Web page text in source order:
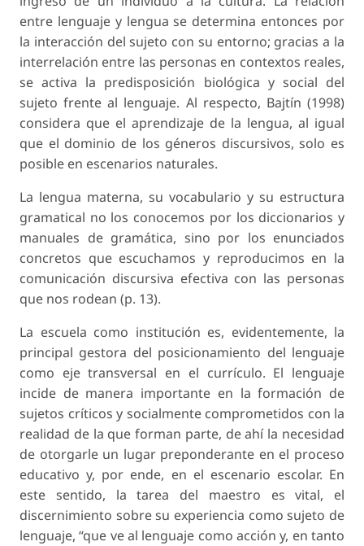
entre lenguaje y lengua se determina entonces por
la interacción del sujeto con su entorno; gracias a la
interrelación entre las personas en contextos reales,
se activa la predisposición biológica y social del
sujeto frente al lenguaje. Al respecto, Bajtín (1998)
considera que el aprendizaje de la lengua, al igual
que el dominio de los géneros discursivos, solo es
posible en escenarios naturales.
La lengua materna, su vocabulario y su estructura
gramatical no los conocemos por los diccionarios y
manuales de gramática, sino por los enunciados
concretos que escuchamos y reproducimos en la
comunicación discursiva efectiva con las personas
que nos rodean (p. 13).
La escuela como institución es, evidentemente, la
principal gestora del posicionamiento del lenguaje
como eje transversal en el currículo. El lenguaje
incide de manera importante en la formación de
sujetos críticos y socialmente comprometidos con la
realidad de la que forman parte, de ahí la necesidad
de otorgarle un lugar preponderante en el proceso
educativo y, por ende, en el escenario escolar. En
este sentido, la tarea del maestro es vital, el
discernimiento sobre su experiencia como sujeto de
lenguaje, “que ve al lenguaje como acción y, en tanto